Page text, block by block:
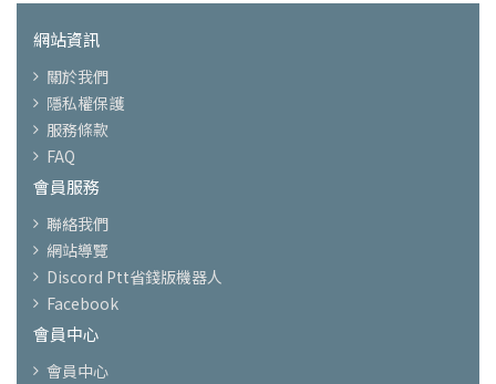
網站資訊
關於我們
隱私權保護
服務條款
FAQ
會員服務
聯絡我們
網站導覽
Discord Ptt省錢版機器人
Facebook
會員中心
會員中心